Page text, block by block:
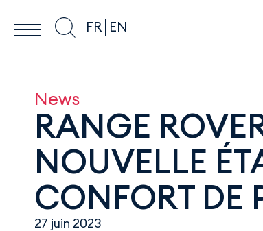
FR EN
News
RANGE
NOUVELLE
CONFORT DE
27 juin 2023